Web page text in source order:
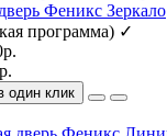
Феникс Зеркало
программа) ✓
один клик